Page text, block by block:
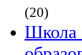
(20)
Школа